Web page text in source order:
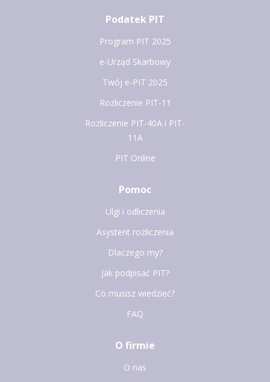
Podatek PIT
Program PIT 2025
e-Urząd Skarbowy
Twój e-PIT 2025
Rozliczenie PIT-11
Rozliczenie PIT-40A i PIT-
11A
PIT Online
Pomoc
Ulgi i odliczenia
Asystent rozliczenia
Dlaczego my?
Jak podpisać PIT?
Co musisz wiedzieć?
FAQ
O firmie
O nas